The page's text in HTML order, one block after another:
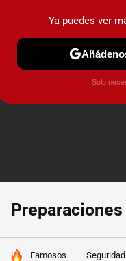
PRUEBAS COCHES
HOY SE HABLA DE
Famosos Seguridad
Ya puedes ver
Solo